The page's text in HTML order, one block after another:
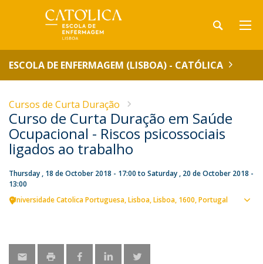
ESCOLA DE ENFERMAGEM (LISBOA) - CATÓLICA
Cursos de Curta Duração
Curso de Curta Duração em Saúde
Ocupacional - Riscos psicossociais
ligados ao trabalho
Thursday , 18 de October 2018 - 17:00to Saturday , 20 de October 2018 -
13:00
Universidade Catolica Portuguesa Lisboa Lisboa 1600 Portugal